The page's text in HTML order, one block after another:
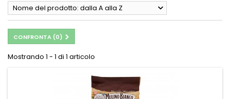
Nome del prodotto: dalla A alla Z
CONFRONTA (0)
Mostrando 1 - 1 di 1 articolo